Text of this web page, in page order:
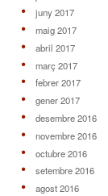
juny 2017
maig 2017
abril 2017
març 2017
febrer 2017
gener 2017
desembre 2016
novembre 2016
octubre 2016
setembre 2016
agost 2016